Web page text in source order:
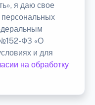
я даю свое
персональных
№152-ФЗ «О
и для
на обработку